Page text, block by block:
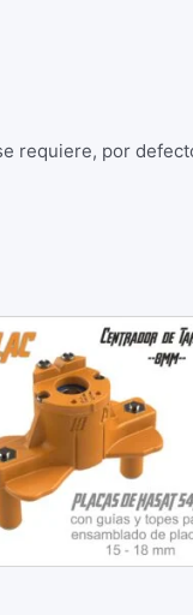
requiere, por